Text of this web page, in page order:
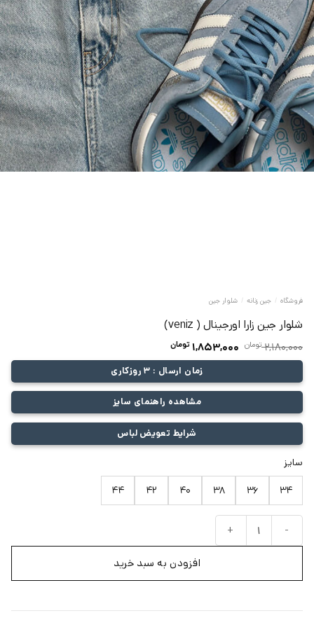
فروشگاه / جین زنانه / شلوار جین
شلوار جین زارا اورجینال ( veniz)
2,180,000 تومان قیمت
اصلی:
2,180,000 تومان
بود.
1,853,000 تومانقیمت
فعلی:
1,853,000 تومان.زمان ارسال : 3 روزکاری
مشاهده راهنمای سایز
شرایط تعویض لباس
سایز
34
36
38
40
42
44
افزودن به سبد خرید